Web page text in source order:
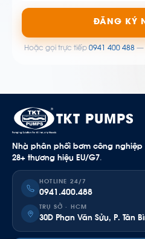
ĐĂNG KÝ
Hoặc gọi trực tiếp 0941 400 488—
TKT PUMPS
Nhà phân phối bơm công nghiệp
28+ thương hiệu EU/G7.
HOTLINE 24/7
0941.400.488
TRỤ SỞ · HCM
30D Phan Văn Sửu, P. Tân